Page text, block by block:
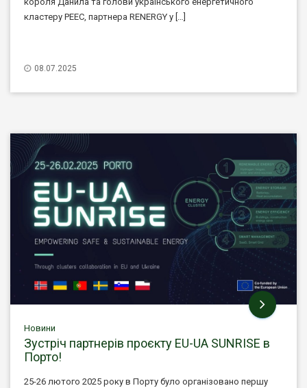
кластеру PEEC, партнера RENERGY у […]
08.07.2025
Новини
Зустріч партнерів проєкту EU-UA SUNRISE в
Порто!
25-26 лютого 2025 року в Порту було організовано першу